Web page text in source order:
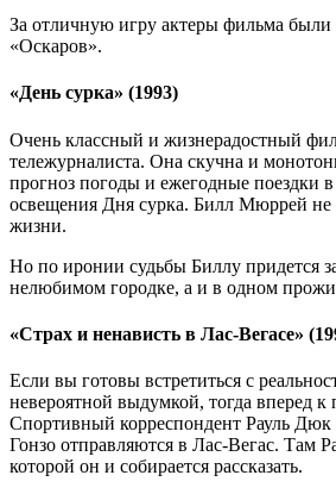
За отличную игру актеры фильма были
«Оскаров».
«День сурка» (1993)
Очень классный и жизнерадостный
тележурналиста. Она скучна и
прогноз погоды и ежегодные поездки
освещения Дня сурка. Билл Мюррей не
жизни.
Но по иронии судьбы Биллу придется
нелюбимом городке, а и в одном
«Страх и ненависть в Лас-Вегасе»
Если вы готовы встретиться с
невероятной выдумкой, тогда вперед к
Спортивный корреспондент Рауль Дюк
Гонзо отправляются в Лас-Вегас. Там
которой он и собирается рассказать.